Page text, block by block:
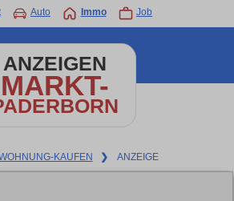
Auto Immo Job
ANZEIGEN
MARKT-
KAUFEN ❯ ANZEIGE